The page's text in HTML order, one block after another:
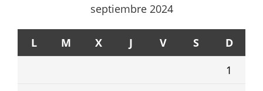
septiembre 2024
L M X J V S
D
1